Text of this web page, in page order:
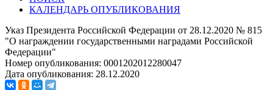
КАЛЕНДАРЬ ОПУБЛИКОВАНИЯ
Указ Президента Российской Федерации от 28.12.2020 № 815
"О награждении государственными наградами Российской
Федерации"
Номер опубликования: 0001202012280047
Дата опубликования: 28.12.2020